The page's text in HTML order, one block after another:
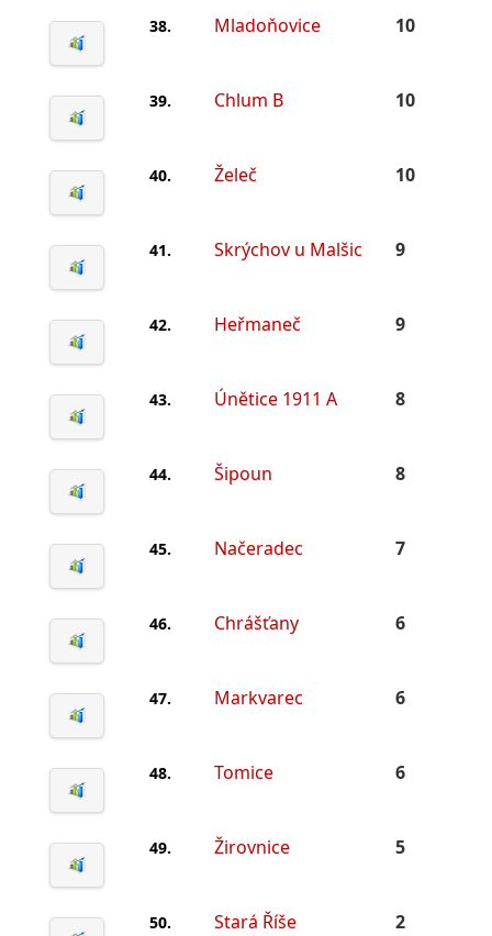
38. Mladoňovice 10
39. Chlum B 10
40. Želeč 10
41. Skrýchov u Malšic 9
42. Heřmaneč 9
43. Únětice 1911 A 8
44. Šipoun 8
45. Načeradec 7
46. Chrášťany 6
47. Markvarec 6
48. Tomice 6
49. Žirovnice 5
50. Stará Říše 2